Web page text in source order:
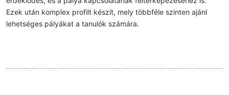
Ezek után komplex profilt készít, mely többféle szinten ajánl
lehetséges pályákat a tanulók számára.